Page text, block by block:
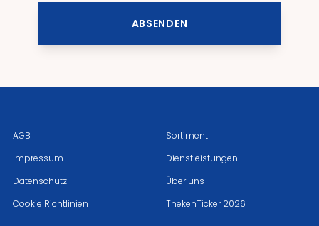
ABSENDEN
AGB
Impressum
Datenschutz
Cookie Richtlinien
Sortiment
Dienstleistungen
Über uns
ThekenTicker 2026